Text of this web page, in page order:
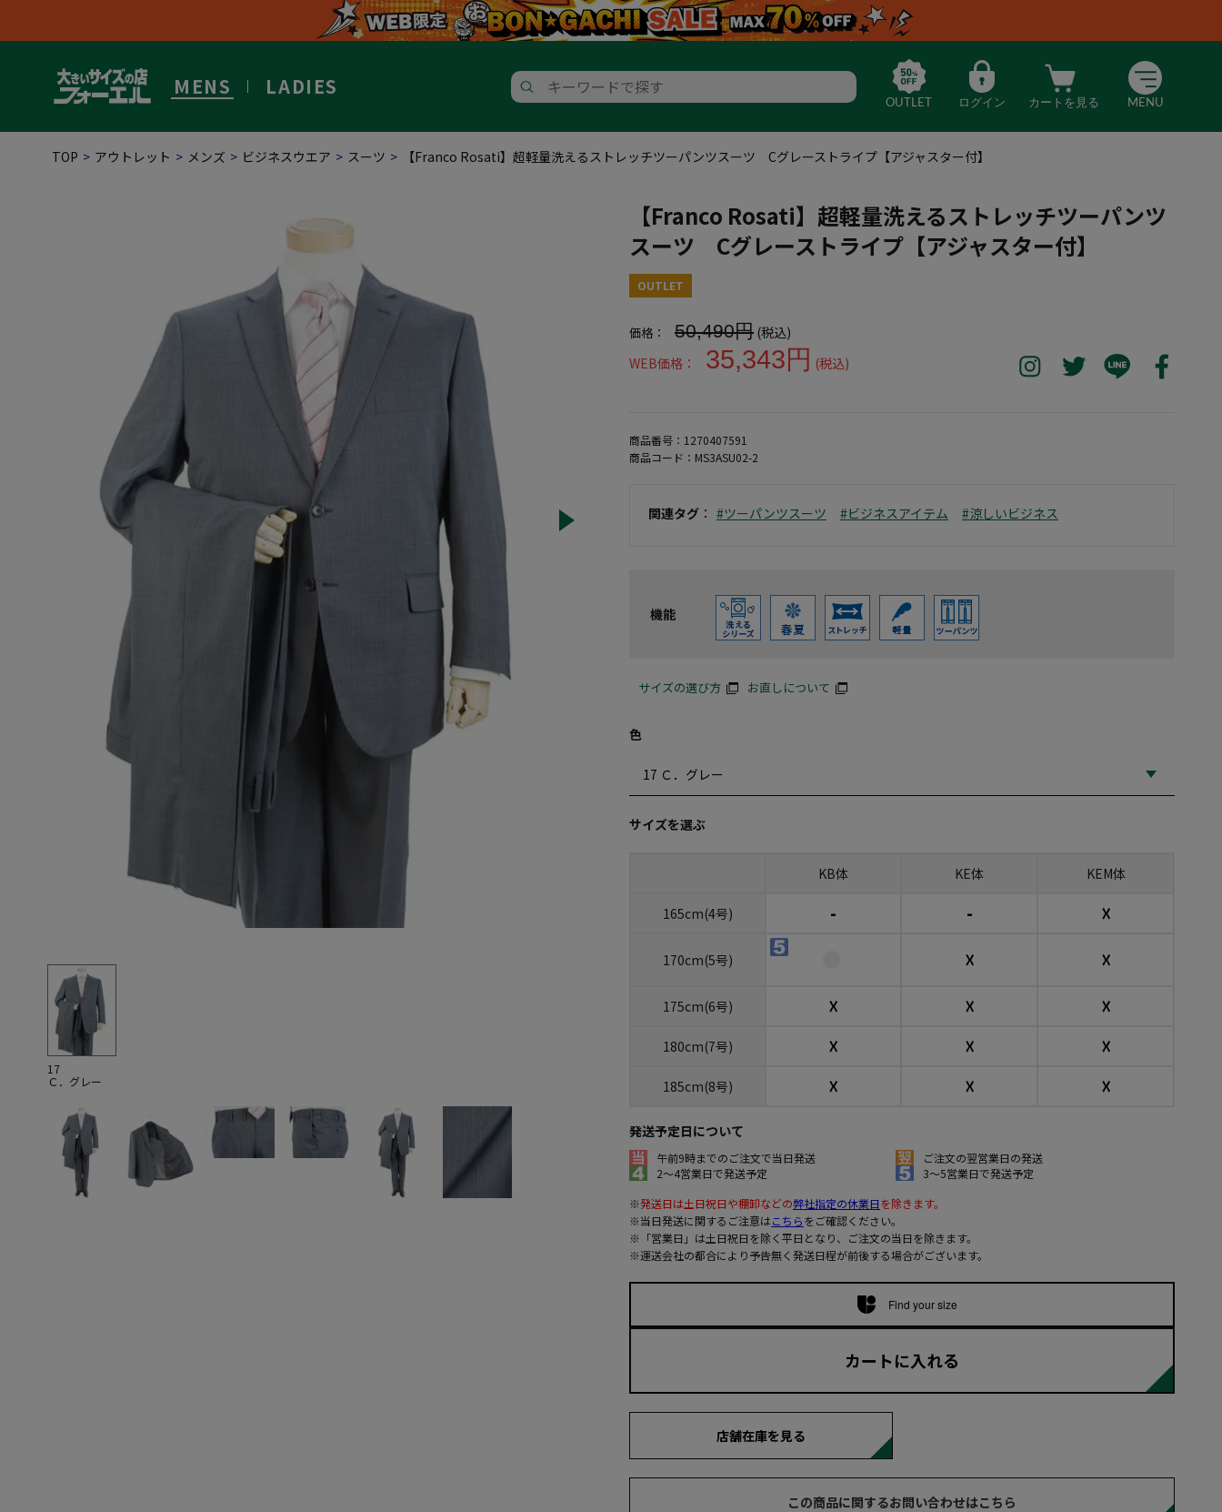
MENS LADIES
OUTLET ログイン カートを見る MENU
TOP アウトレット メンズ ビジネスウエア スーツ 【Franco Rosati】超軽量洗えるストレッチツーパンツスーツ Cグレーストライプ【アジャスター付】
17
Ｃ．グレー
【Franco Rosati】超軽量洗えるストレッチツーパンツ
スーツ Cグレーストライプ【アジャスター付】
大きいサイズ メンズ 【Franco Rosati】超軽量洗えるストレッチツーパンツスーツ Cグレーストライ
OUTLET
価格： 50,490円 (税込)
WEB価格：
35,343円 (税込)
商品番号： 1270407591
商品コード： MS3ASU02-2
関連タグ ： #ツーパンツスーツ #ビジネスアイテム #涼しいビジネス
機能
サイズの選び方 お直しについて
色
サイズを選ぶ
KB体 KE体 KEM体
165cm(4号) - - ☓
170cm(5号) ☓ ☓
175cm(6号) ☓ ☓ ☓
180cm(7号) ☓ ☓ ☓
185cm(8号) ☓ ☓ ☓
発送予定日について
午前9時までのご注文で当日発送
ご注文の翌営業日の発送
2～4営業日で発送予定
3～5営業日で発送予定
※発送日は土日祝日や棚卸などの弊社指定の休業日を除きます。
※当日発送に関するご注意はこちらをご確認ください。
※「営業日」は土日祝日を除く平日となり、ご注文の当日を除きます。
※運送会社の都合により予告無く発送日程が前後する場合がございます。
Find your size
カートに入れる
店舗在庫を見る
この商品に関するお問い合わせはこちら